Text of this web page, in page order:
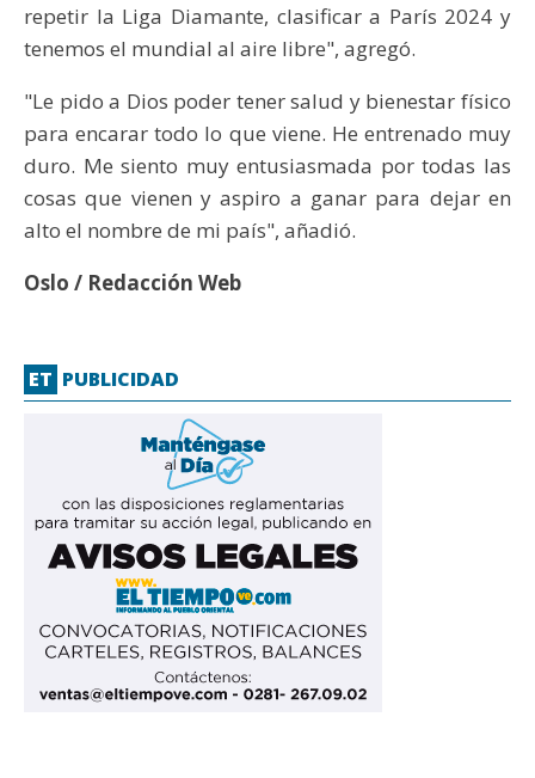
repetir la Liga Diamante, clasificar a París 2024 y
tenemos el mundial al aire libre", agregó.
"Le pido a Dios poder tener salud y bienestar físico
para encarar todo lo que viene. He entrenado muy
duro. Me siento muy entusiasmada por todas las
cosas que vienen y aspiro a ganar para dejar en
alto el nombre de mi país", añadió.
Oslo / Redacción Web
ET PUBLICIDAD